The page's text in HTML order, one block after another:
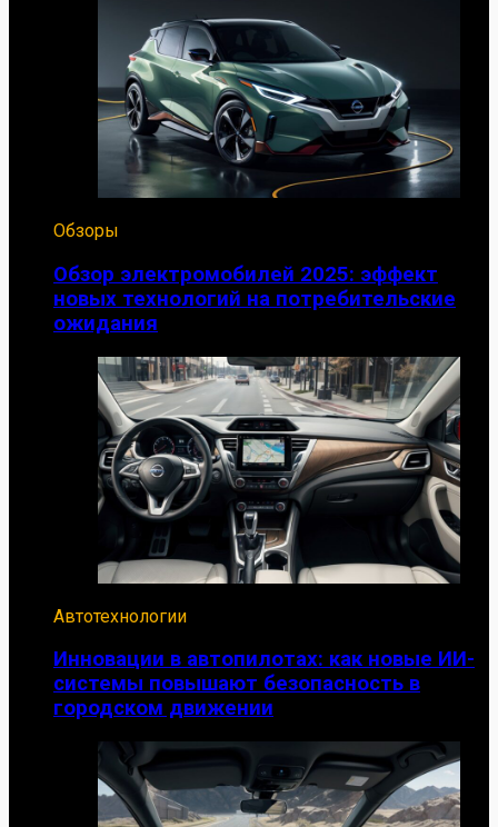
Обзоры
Обзор электромобилей 2025: эффект
новых технологий на потребительские
ожидания
Автотехнологии
Инновации в автопилотах: как новые ИИ-
системы повышают безопасность в
городском движении